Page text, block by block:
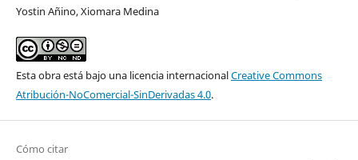
Yostin Añino, Xiomara Medina
Esta obra está bajo una licencia internacionalCreative Commons
Atribución-NoComercial-SinDerivadas 4.0.
Cómo citar